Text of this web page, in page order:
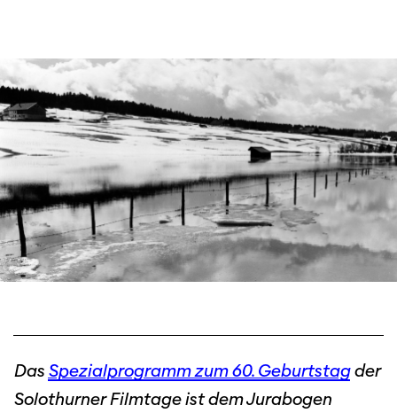
Das Spezialprogramm zum 60. Geburtstagder
Solothurner Filmtage ist dem Jurabogen